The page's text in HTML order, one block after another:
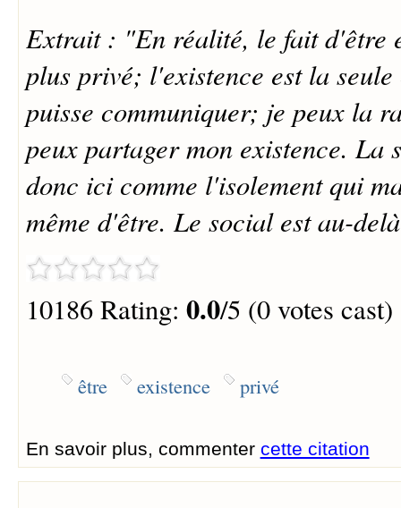
Extrait : "En réalité, le fait d'être
plus privé; l'existence est la seule
puisse communiquer; je peux la
peux partager mon existence. La
donc ici comme l'isolement qui
même d'être. Le social est au-
10186 Rating: 0.0/5 (0 votes cast)
être existence privé
En savoir plus, commenter cette citation